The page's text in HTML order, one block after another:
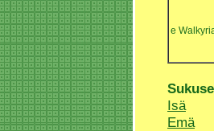
e
Isä
Emä